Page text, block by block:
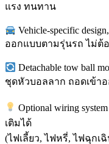
แรง ทนทาน
Vehicle-specific
ออกแบบตามรุ่นรถ ไม่ต้อ
Detachable tow ball
ชุดหัวบอลลาก ถอดเข้า
Optional wiring
เติมได้
(ไฟเลี้ยว, ไฟหรี่, ไฟฉุกเฉิ